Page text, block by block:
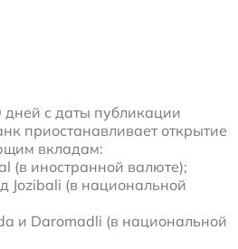
с даты публикации
приостанавливает открытие
вкладам:
(в иностранной валюте);
Jozibali (в национальной
и Daromadli (в национальной